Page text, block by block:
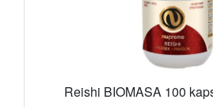
Reishi BIOMASA 100